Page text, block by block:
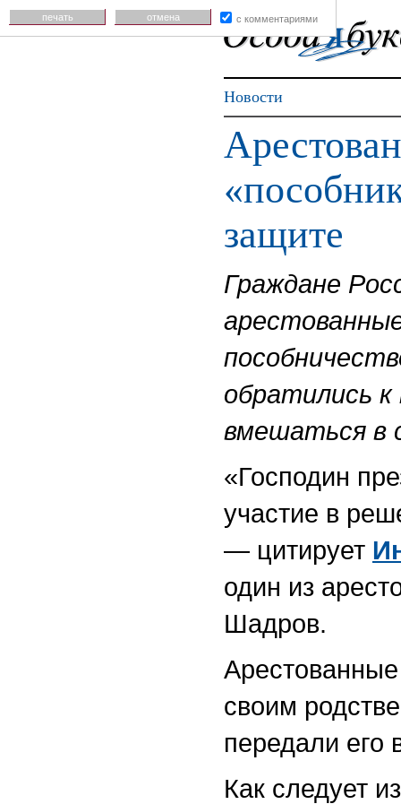
Новости
защите
Граждане
обратились
вмешаться в
«Господин
участие в
— цитирует
один из
Шадров.
Арестованные
своим
передали
Как следует
печать отмена с комментариями